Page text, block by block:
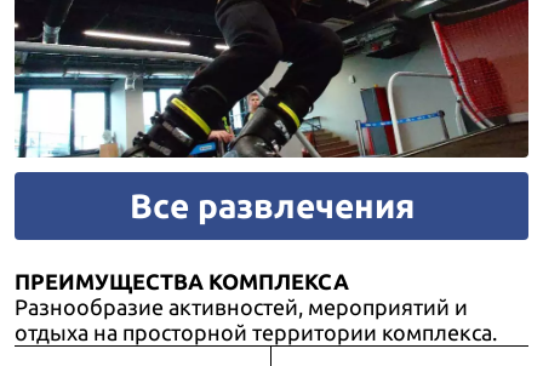
Все развлечения
ПРЕИМУЩЕСТВА КОМПЛЕКСА
Разнообразие активностей, мероприятий и
отдыха на просторной территории комплекса.